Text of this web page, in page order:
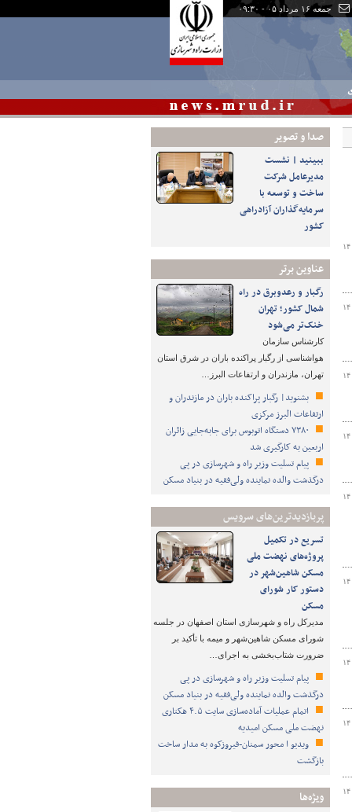
جمعه ۱۶ مرداد ۰۵ - ۰۹:۳۰
صدا و تصوير
ببینید | نشست
مدیرعامل شرکت
ساخت و توسعه با
سرمایه‌گذاران آزادراهی
کشور
عناوین برتر
رگبار و رعدوبرق در راه
شمال کشور؛ تهران
خنک‌تر می‌شود
کارشناس سازمان
هواشناسی از رگبار پراکنده باران در شرق استان
تهران، مازندران و ارتفاعات البرز…
بشنوید| رگبار پراکنده باران در مازندران و
ارتفاعات البرز مرکزی
۷۳۸۰ دستگاه اتوبوس برای جابه‌جایی زائران
اربعین به‌ کارگیری شد
پیام تسلیت وزیر راه و شهرسازی در پی
درگذشت والده نماینده ولی‌فقیه در بنیاد مسکن
پربازدیدترین‌های سرویس
تسریع در تکمیل
پروژه‌های نهضت ملی
مسکن شاهین‌شهر در
دستور کار شورای
مسکن
مدیرکل راه و شهرسازی استان اصفهان در جلسه
شورای مسکن شاهین‌شهر و میمه با تأکید بر
ضرورت شتاب‌بخشی به اجرای…
پیام تسلیت وزیر راه و شهرسازی در پی
درگذشت والده نماینده ولی‌فقیه در بنیاد مسکن
اتمام عملیات آماده‌سازی سایت ۴.۵ هکتاری
نهضت ملی مسکن امیدیه
ویدیو ا محور سمنان-فیروزکوه به مدار ساخت
بازگشت
ویژه‌ها